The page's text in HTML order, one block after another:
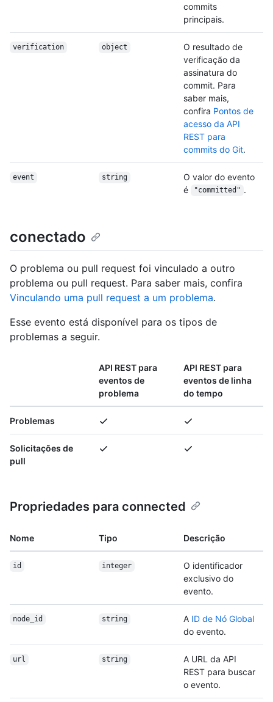
commits
principais.
verification object
O resultado de
verificação da
assinatura do
commit. Para
saber mais,
confira Pontos de
acesso da API
REST para
commits do Git.
event string
O valor do evento
é
"committed" .
conectado
O problema ou pull request foi vinculado a outro
problema ou pull request. Para saber mais, confira
Vinculando uma pull request a um problema.
Esse evento está disponível para os tipos de
problemas a seguir.
API REST para
eventos de
problema
API REST para
eventos de linha
do tempo
Problemas
Solicitações de
pull
Propriedades para connected
Nome Tipo Descrição
id integer
O identificador
exclusivo do
evento.
node_id string A ID de Nó Global
do evento.
url string
A URL da API
REST para buscar
o evento.